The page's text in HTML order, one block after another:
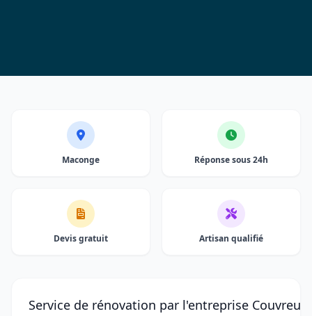
Maconge Réponse sous 24h
Devis gratuit Artisan qualifié
Service de rénovation par l'entreprise Couvreur